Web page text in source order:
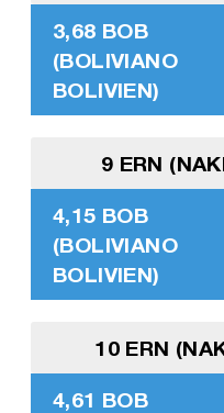
3,68 BOB
(BOLIVIANO
BOLIVIEN)
9 ERN
4,15 BOB
(BOLIVIANO
BOLIVIEN)
10 ERN
4,61 BOB